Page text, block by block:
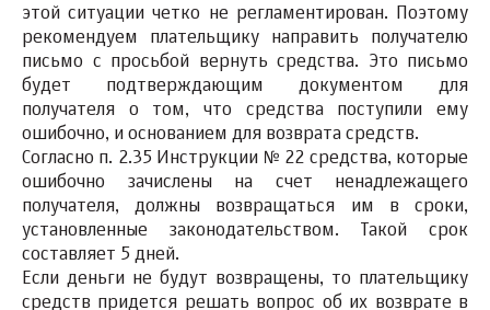
этой ситуации четко не регламентирован. Поэтому
рекомендуем плательщику направить получателю
письмо с просьбой вернуть средства. Это письмо
будет подтверждающим документом для
получателя о том, что средства поступили ему
ошибочно, и основанием для возврата средств.
Согласно п. 2.35 Инструкции № 22 средства, которые
ошибочно зачислены на счет ненадлежащего
получателя, должны возвращаться им в сроки,
установленные законодательством. Такой срок
составляет 5 дней.
Если деньги не будут возвращены, то плательщику
средств придется решать вопрос об их возврате в